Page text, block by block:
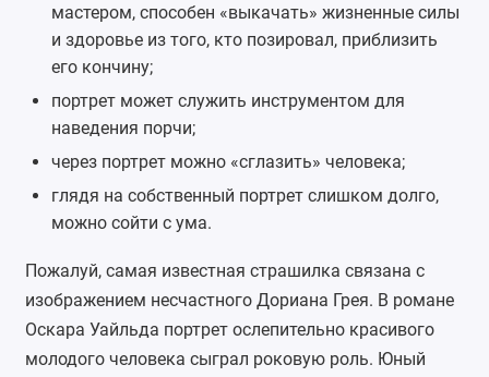
мастером, способен «выкачать» жизненные силы
и здоровье из того, кто позировал, приблизить
его кончину;
портрет может служить инструментом для
наведения порчи;
через портрет можно «сглазить» человека;
глядя на собственный портрет слишком долго,
можно сойти с ума.
Пожалуй, самая известная страшилка связана с
изображением несчастного Дориана Грея. В романе
Оскара Уайльда портрет ослепительно красивого
молодого человека сыграл роковую роль. Юный